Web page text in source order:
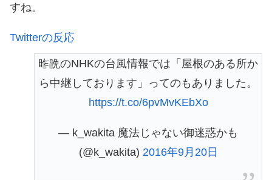
すね。
Twitterの反応
昨晩のNHKの台風情報では「屋根のある所か
ら中継しております」ってのもありました。
https://t.co/6pvMvKEbXo
— k_wakita 魔法じゃない御迷惑かも
(@k_wakita) 2016年9月20日